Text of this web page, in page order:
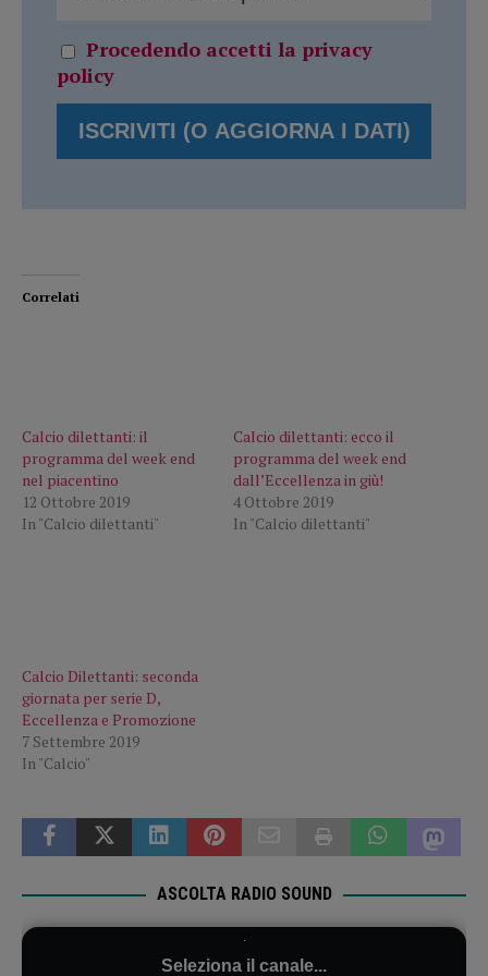
Procedendo accetti la privacy
policy
Correlati
nel piacentino
12 Ottobre 2019
In "Calcio dilettanti"
Calcio dilettanti: ecco il
programma del week end
dall’Eccellenza in giù!
4 Ottobre 2019
In "Calcio dilettanti"
Calcio Dilettanti: seconda
giornata per serie D,
Eccellenza e Promozione
7 Settembre 2019
In "Calcio"
ASCOLTA RADIO SOUND
Seleziona il canale...